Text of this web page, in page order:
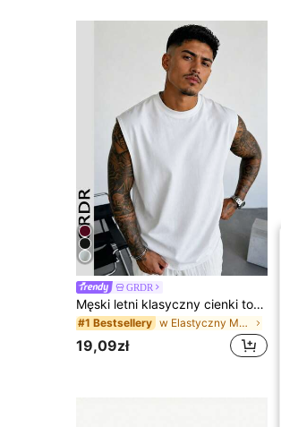
GRDR
Męski letni klasyczny cienki top bez rękawów z okrągłym dekoltem w jednolitym kolorze GRDR, odpowiedni do sportu, fitnessu i na co dzień
#1 Bestsellery w Elastyczny Męskie podkoszulki bez rękawów
19,09zł